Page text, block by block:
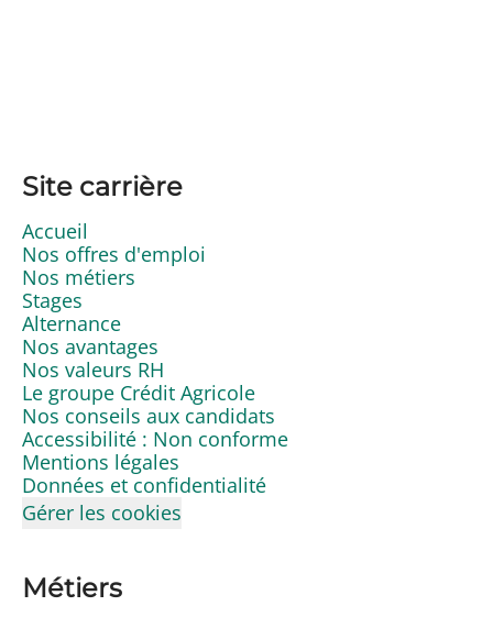
Site carrière
Accueil
Nos offres d'emploi
Nos métiers
Stages
Alternance
Nos avantages
Nos valeurs RH
Le groupe Crédit Agricole
Nos conseils aux candidats
Accessibilité : Non conforme
Mentions légales
Données et confidentialité
Gérer les cookies
Métiers